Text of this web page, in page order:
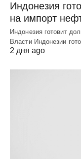
Индонезия
на импорт
Индонезия готовит
Власти Индонезии
2 дня ago